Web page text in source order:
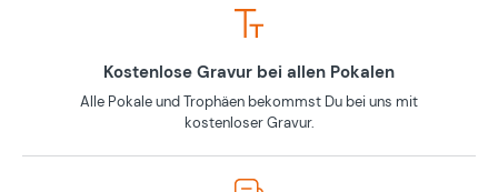
Kostenlose Gravur bei allen Pokalen
Alle Pokale und Trophäen bekommst Du bei uns mit
kostenloser Gravur.